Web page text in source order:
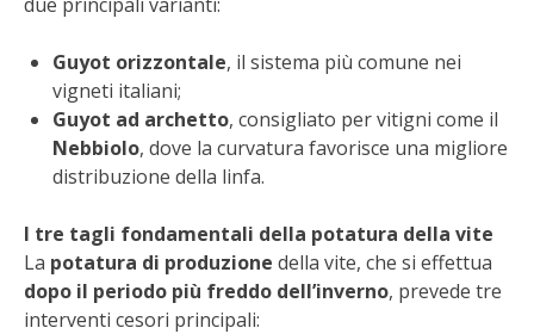
ORTO BIO – TECNICHE DI COLTIVAZIONE
THERMACELL
TAP TRAP
IL MIO ORTO
ANIMALI UMANI E NON UMANI
Guyot orizzontale, il sistema più comune nei
vigneti italiani;
Guyot ad archetto, consigliato per vitigni come il
Nebbiolo, dove la curvatura favorisce una migliore
distribuzione della linfa.
I tre tagli fondamentali della potatura della vite
La potatura di produzione della vite, che si effettua
dopo il periodo più freddo dell’inverno, prevede tre
interventi cesori principali: